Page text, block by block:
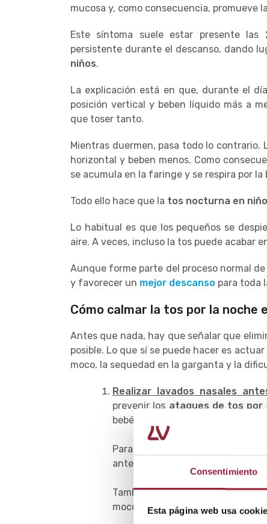
Consentimiento
Esta página web usa
mucosa y, como consecuencia, promueve
Este síntoma suele estar presente las
persistente durante el descanso, dando
niños.
La explicación está en que, durante el
posición vertical y beben líquido más a
que toser tanto.
Mientras duermen, pasa todo lo contrario.
horizontal y beben menos. Como
se acumula en la faringe y se respira por la
Todo ello hace que la tos nocturna en
Lo habitual es que los pequeños se
aire. A veces, incluso la tos puede acabar
Aunque forme parte del proceso normal
y favorecer un mejor descanso para toda
Cómo calmar la tos por la noche
Antes que nada, hay que señalar que
posible. Lo que sí se puede hacer es
moco, la sequedad en la garganta y la
Realizar lavados nasales
prevenir los ataques de tos por
bebé o el niño y que la nariz y la
Para ello, se recomienda hacer
antes de ir a dormir.
También se puede realizar una
moco sea muy notable, el niño